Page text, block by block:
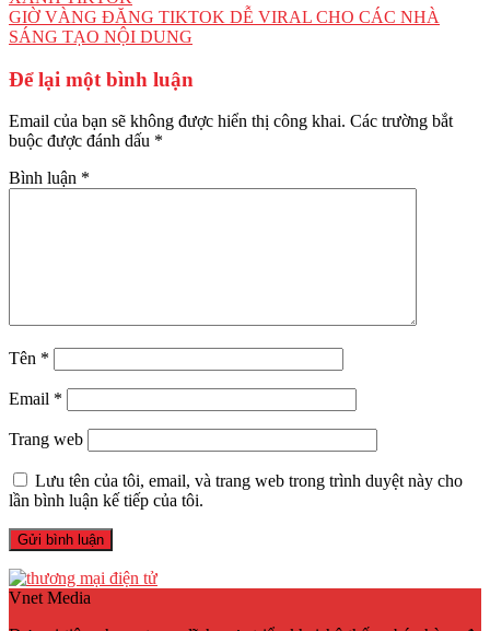
GIỜ VÀNG ĐĂNG TIKTOK DỄ VIRAL CHO CÁC NHÀ
SÁNG TẠO NỘI DUNG
Để lại một bình luận
Email của bạn sẽ không được hiển thị công khai. Các trường bắt
buộc được đánh dấu *
Bình luận *
Tên *
Email *
Trang web
Lưu tên của tôi, email, và trang web trong trình duyệt này cho
lần bình luận kế tiếp của tôi.
Vnet Media